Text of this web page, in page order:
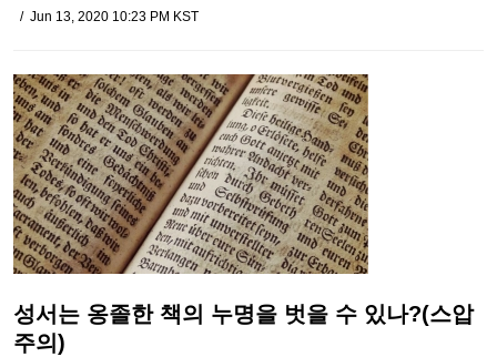
Jun 13, 2020 10:23 PM KST
성서는 옹졸한 책의 누명을 벗을 수 있나?(스압
주의)